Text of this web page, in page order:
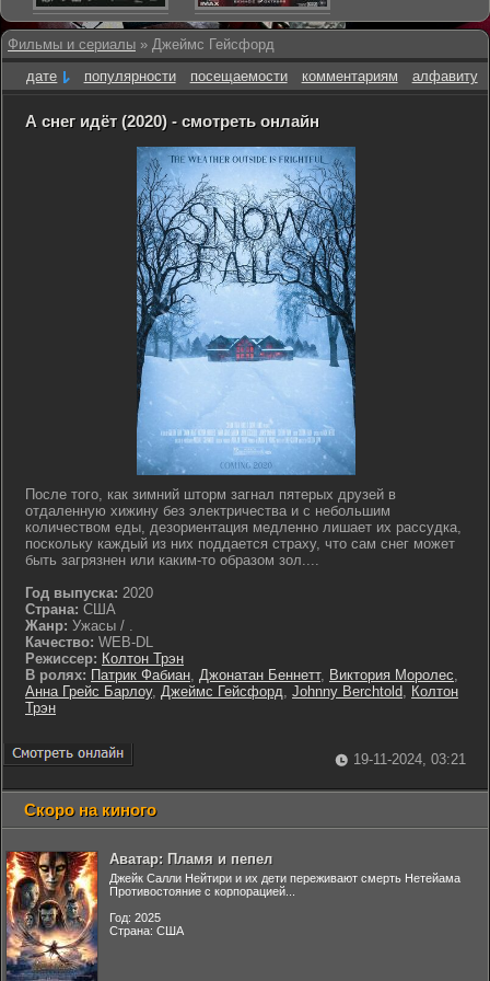
Фильмы и сериалы » Джеймс Гейсфорд
дате
популярности посещаемости комментариям алфавиту
А снег идёт (2020) - смотреть онлайн
После того, как зимний шторм загнал пятерых друзей в
отдаленную хижину без электричества и с небольшим
количеством еды, дезориентация медленно лишает их рассудка,
поскольку каждый из них поддается страху, что сам снег может
быть загрязнен или каким-то образом зол....
Год выпуска: 2020
Страна: США
Жанр: Ужасы / .
Качество: WEB-DL
Режиссер: Колтон Трэн
В ролях: Патрик Фабиан, Джонатан Беннетт, Виктория Моролес,
Анна Грейс Барлоу, Джеймс Гейсфорд, Johnny Berchtold, Колтон
Трэн
19-11-2024, 03:21
Скоро на киного
Аватар: Пламя и пепел
Джейк Салли Нейтири и их дети переживают смерть Нетейама
Противостояние с корпорацией...
Год: 2025
Страна: США